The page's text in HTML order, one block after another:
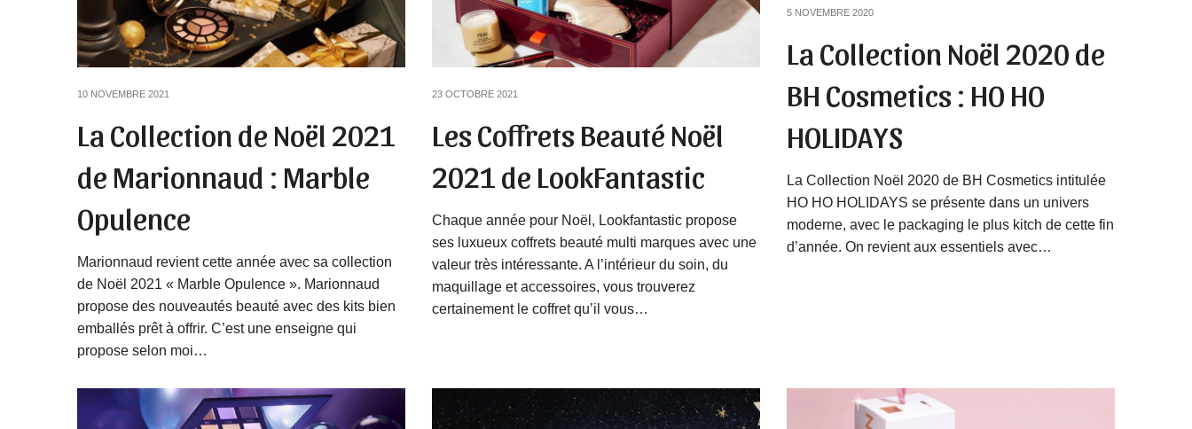
10 NOVEMBRE 2021
La Collection de Noël 2021
de Marionnaud : Marble
Opulence
Marionnaud revient cette année avec sa collection
de Noël 2021 « Marble Opulence ». Marionnaud
propose des nouveautés beauté avec des kits bien
emballés prêt à offrir. C’est une enseigne qui
propose selon moi…
23 OCTOBRE 2021
Les Coffrets Beauté Noël
2021 de LookFantastic
Chaque année pour Noël, Lookfantastic propose
ses luxueux coffrets beauté multi marques avec une
valeur très intéressante. A l’intérieur du soin, du
maquillage et accessoires, vous trouverez
certainement le coffret qu’il vous…
5 NOVEMBRE 2020
La Collection Noël 2020 de
BH Cosmetics : HO HO
HOLIDAYS
La Collection Noël 2020 de BH Cosmetics intitulée
HO HO HOLIDAYS se présente dans un univers
moderne, avec le packaging le plus kitch de cette fin
d’année. On revient aux essentiels avec…